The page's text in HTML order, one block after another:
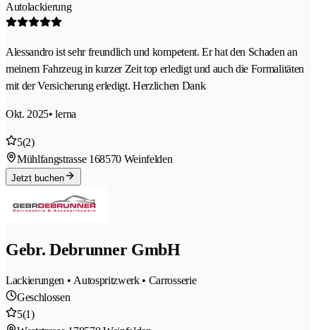
Autolackierung
Alessandro ist sehr freundlich und kompetent. Er hat den Schaden an
meinem Fahrzeug in kurzer Zeit top erledigt und auch die Formalitäten
mit der Versicherung erledigt. Herzlichen Dank
Okt. 2025• lerna
5(2)
Mühlfangstrasse 168570 Weinfelden
Jetzt buchen
Gebr. Debrunner GmbH
Lackierungen • Autospritzwerk • Carrosserie
Geschlossen
5(1)